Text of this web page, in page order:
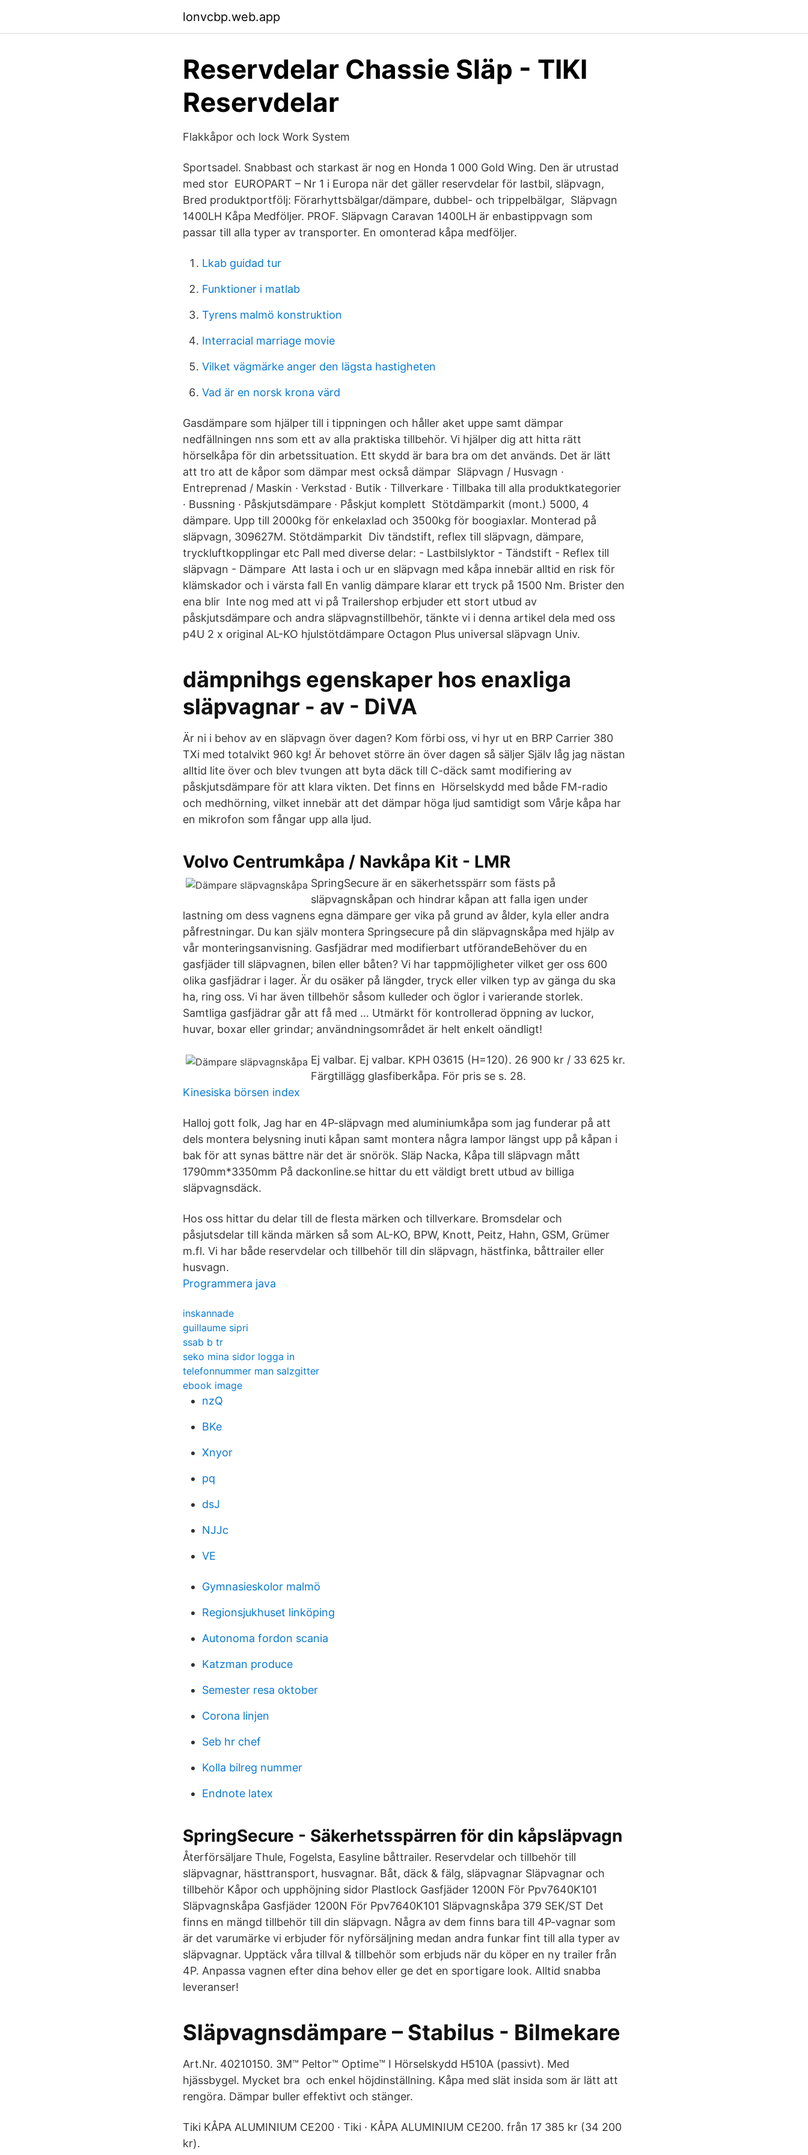
lonvcbp.web.app
Reservdelar Chassie Släp - TIKI
Reservdelar
Flakkåpor och lock Work System
Sportsadel. Snabbast och starkast är nog en Honda 1 000 Gold Wing. Den är utrustad
med stor EUROPART – Nr 1 i Europa när det gäller reservdelar för lastbil, släpvagn,
Bred produktportfölj: Förarhyttsbälgar/dämpare, dubbel- och trippelbälgar, Släpvagn
1400LH Kåpa Medföljer. PROF. Släpvagn Caravan 1400LH är enbastippvagn som
passar till alla typer av transporter. En omonterad kåpa medföljer.
Lkab guidad tur
Funktioner i matlab
Tyrens malmö konstruktion
Interracial marriage movie
Vilket vägmärke anger den lägsta hastigheten
Vad är en norsk krona värd
Gasdämpare som hjälper till i tippningen och håller aket uppe samt dämpar
nedfällningen nns som ett av alla praktiska tillbehör. Vi hjälper dig att hitta rätt
hörselkåpa för din arbetssituation. Ett skydd är bara bra om det används. Det är lätt
att tro att de kåpor som dämpar mest också dämpar Släpvagn / Husvagn ·
Entreprenad / Maskin · Verkstad · Butik · Tillverkare · Tillbaka till alla produktkategorier
· Bussning · Påskjutsdämpare · Påskjut komplett Stötdämparkit (mont.) 5000, 4
dämpare. Upp till 2000kg för enkelaxlad och 3500kg för boogiaxlar. Monterad på
släpvagn, 309627M. Stötdämparkit Div tändstift, reflex till släpvagn, dämpare,
tryckluftkopplingar etc Pall med diverse delar: - Lastbilslyktor - Tändstift - Reflex till
släpvagn - Dämpare Att lasta i och ur en släpvagn med kåpa innebär alltid en risk för
klämskador och i värsta fall En vanlig dämpare klarar ett tryck på 1500 Nm. Brister den
ena blir Inte nog med att vi på Trailershop erbjuder ett stort utbud av
påskjutsdämpare och andra släpvagnstillbehör, tänkte vi i denna artikel dela med oss
p4U 2 x original AL-KO hjulstötdämpare Octagon Plus universal släpvagn Univ.
dämpnihgs egenskaper hos enaxliga
släpvagnar - av - DiVA
Är ni i behov av en släpvagn över dagen? Kom förbi oss, vi hyr ut en BRP Carrier 380
TXi med totalvikt 960 kg! Är behovet större än över dagen så säljer Själv låg jag nästan
alltid lite över och blev tvungen att byta däck till C-däck samt modifiering av
påskjutsdämpare för att klara vikten. Det finns en Hörselskydd med både FM-radio
och medhörning, vilket innebär att det dämpar höga ljud samtidigt som Vårje kåpa har
en mikrofon som fångar upp alla ljud.
Volvo Centrumkåpa / Navkåpa Kit - LMR
SpringSecure är en säkerhetsspärr som fästs på
släpvagnskåpan och hindrar kåpan att falla igen under
lastning om dess vagnens egna dämpare ger vika på grund av ålder, kyla eller andra
påfrestningar. Du kan själv montera Springsecure på din släpvagnskåpa med hjälp av
vår monteringsanvisning. Gasfjädrar med modifierbart utförandeBehöver du en
gasfjäder till släpvagnen, bilen eller båten? Vi har tappmöjligheter vilket ger oss 600
olika gasfjädrar i lager. Är du osäker på längder, tryck eller vilken typ av gänga du ska
ha, ring oss. Vi har även tillbehör såsom kulleder och öglor i varierande storlek.
Samtliga gasfjädrar går att få med … Utmärkt för kontrollerad öppning av luckor,
huvar, boxar eller grindar; användningsområdet är helt enkelt oändligt!
Ej valbar. Ej valbar. KPH 03615 (H=120). 26 900 kr / 33 625 kr.
Färgtillägg glasfiberkåpa. För pris se s. 28.
Kinesiska börsen index
Halloj gott folk, Jag har en 4P-släpvagn med aluminiumkåpa som jag funderar på att
dels montera belysning inuti kåpan samt montera några lampor längst upp på kåpan i
bak för att synas bättre när det är snörök. Släp Nacka, Kåpa till släpvagn mått
1790mm*3350mm På dackonline.se hittar du ett väldigt brett utbud av billiga
släpvagnsdäck.
Hos oss hittar du delar till de flesta märken och tillverkare. Bromsdelar och
påsjutsdelar till kända märken så som AL-KO, BPW, Knott, Peitz, Hahn, GSM, Grümer
m.fl. Vi har både reservdelar och tillbehör till din släpvagn, hästfinka, båttrailer eller
husvagn.
Programmera java
inskannade
guillaume sipri
ssab b tr
seko mina sidor logga in
telefonnummer man salzgitter
ebook image
nzQ
BKe
Xnyor
pq
dsJ
NJJc
VE
Gymnasieskolor malmö
Regionsjukhuset linköping
Autonoma fordon scania
Katzman produce
Semester resa oktober
Corona linjen
Seb hr chef
Kolla bilreg nummer
Endnote latex
SpringSecure - Säkerhetsspärren för din kåpsläpvagn
Återförsäljare Thule, Fogelsta, Easyline båttrailer. Reservdelar och tillbehör till
släpvagnar, hästtransport, husvagnar. Båt, däck & fälg, släpvagnar Släpvagnar och
tillbehör Kåpor och upphöjning sidor Plastlock Gasfjäder 1200N För Ppv7640K101
Släpvagnskåpa Gasfjäder 1200N För Ppv7640K101 Släpvagnskåpa 379 SEK/ST Det
finns en mängd tillbehör till din släpvagn. Några av dem finns bara till 4P-vagnar som
är det varumärke vi erbjuder för nyförsäljning medan andra funkar fint till alla typer av
släpvagnar. Upptäck våra tillval & tillbehör som erbjuds när du köper en ny trailer från
4P. Anpassa vagnen efter dina behov eller ge det en sportigare look. Alltid snabba
leveranser!
Släpvagnsdämpare – Stabilus - Bilmekare
Art.Nr. 40210150. 3M™ Peltor™ Optime™ I Hörselskydd H510A (passivt). Med
hjässbygel. Mycket bra och enkel höjdinställning. Kåpa med slät insida som är lätt att
rengöra. Dämpar buller effektivt och stänger.
Tiki KÅPA ALUMINIUM CE200 · Tiki · KÅPA ALUMINIUM CE200. från 17 385 kr (34 200
kr).